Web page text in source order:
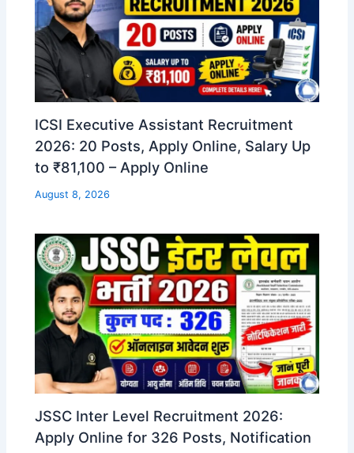
ICSI Executive Assistant Recruitment
2026: 20 Posts, Apply Online, Salary Up
to ₹81,100 – Apply Online
August 8, 2026
JSSC Inter Level Recruitment 2026:
Apply Online for 326 Posts, Notification